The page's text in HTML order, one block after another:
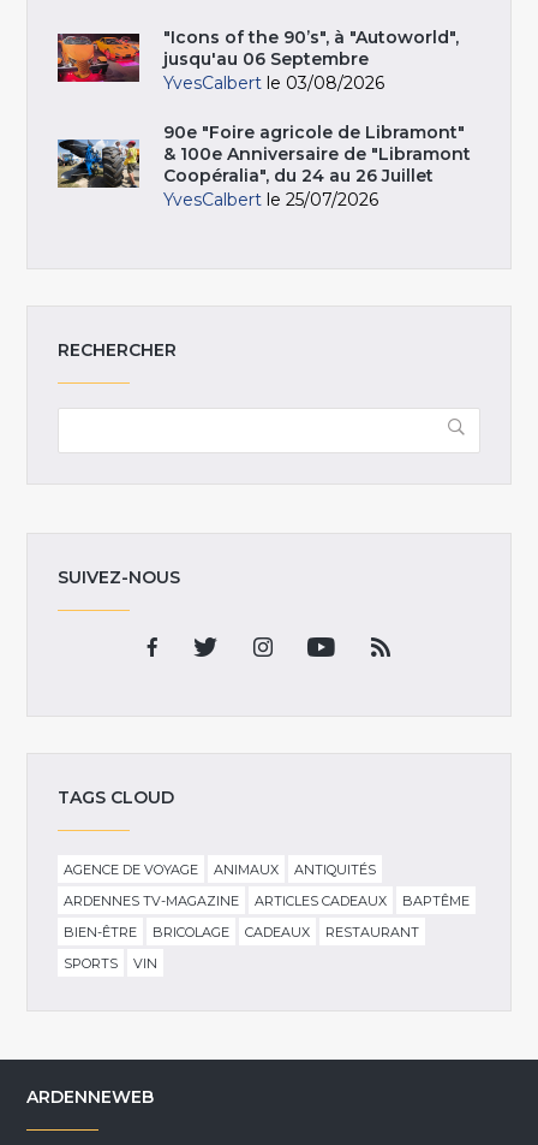
"Icons of the 90’s", à "Autoworld",
jusqu'au 06 Septembre
YvesCalbert le 03/08/2026
90e "Foire agricole de Libramont"
& 100e Anniversaire de "Libramont
Coopéralia", du 24 au 26 Juillet
YvesCalbert le 25/07/2026
RECHERCHER
SUIVEZ-NOUS
TAGS CLOUD
AGENCE DE VOYAGE ANIMAUX
ANTIQUITÉS
ARDENNES TV-MAGAZINE
ARTICLES CADEAUX
BAPTÊME
BIEN-ÊTRE
BRICOLAGE CADEAUX
RESTAURANT
SPORTS
VIN
ARDENNEWEB